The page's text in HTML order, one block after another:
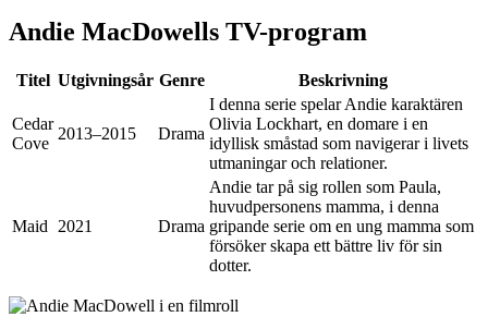
Andie MacDowells TV-program
Titel Utgivningsår Genre Beskrivning
Cedar
Cove
2013–2015 Drama
I denna serie spelar Andie karaktären
Olivia Lockhart, en domare i en
idyllisk småstad som navigerar i livets
utmaningar och relationer.
Maid 2021 Drama
Andie tar på sig rollen som Paula,
huvudpersonens mamma, i denna
gripande serie om en ung mamma som
försöker skapa ett bättre liv för sin
dotter.